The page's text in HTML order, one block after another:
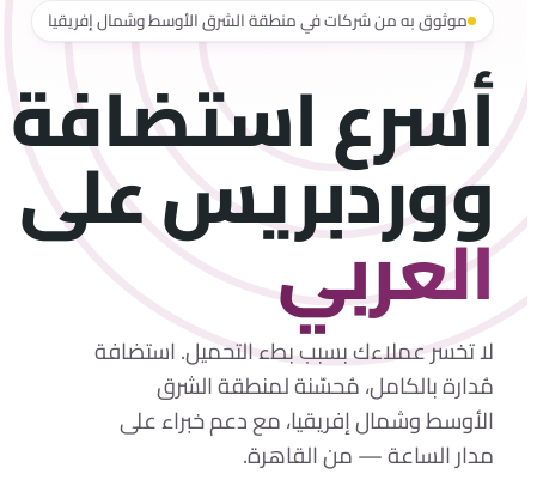
موثوق به من شركات في منطقة الشرق الأوسط وشمال إفريقيا
أسرع استضافة
ووردبريس على
العربي
لا تخسر عملاءك بسبب بطء التحميل. استضافة
مُدارة بالكامل، مُحسّنة لمنطقة الشرق
الأوسط وشمال إفريقيا، مع دعم خبراء على
مدار الساعة — من القاهرة.